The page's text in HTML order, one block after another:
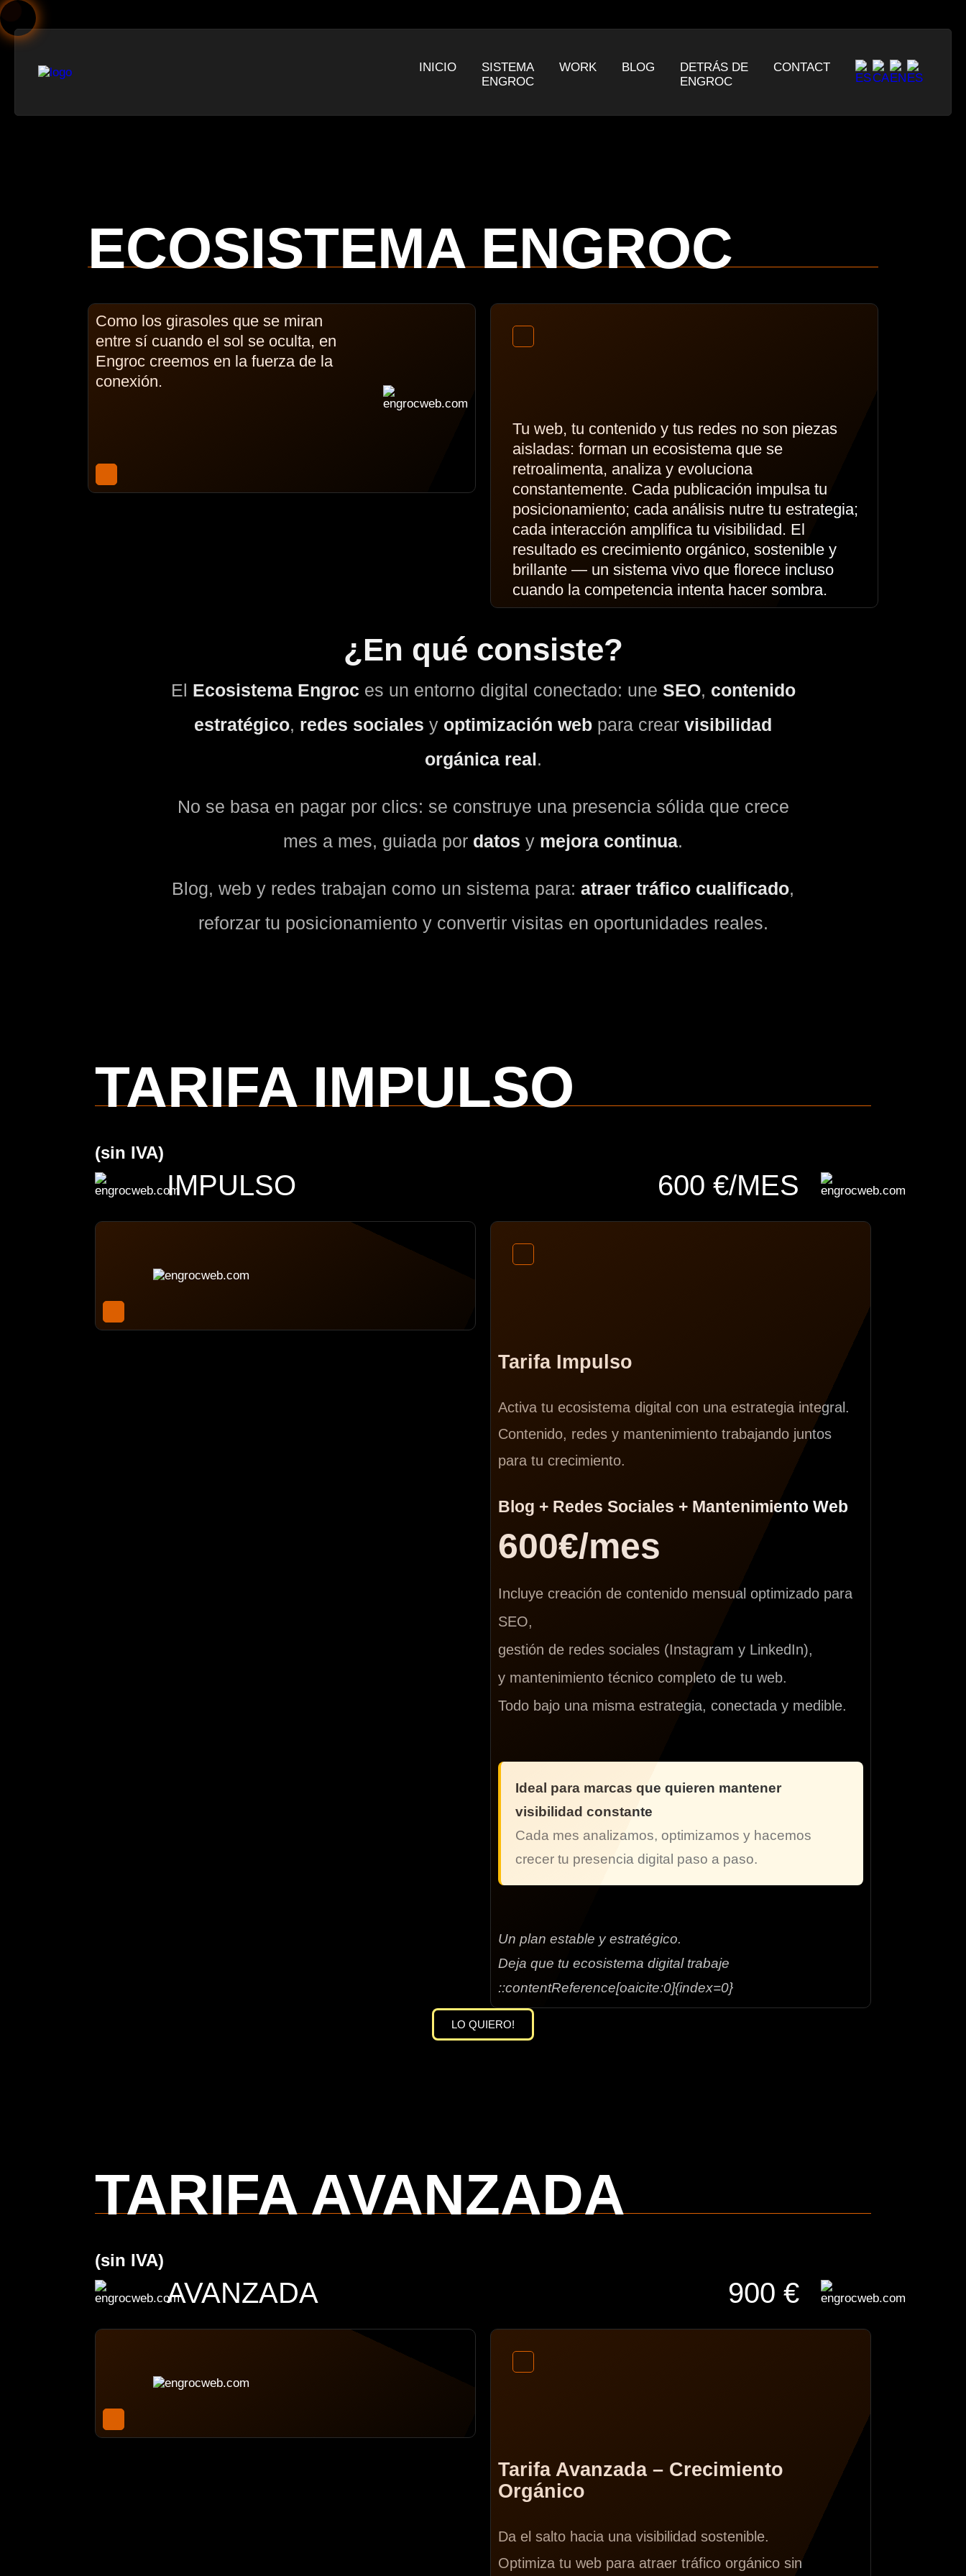
INICIO
SISTEMA
ENGROC
WORK BLOG
DETRÁS DE
ENGROC
CONTACT
ECOSISTEMA ENGROC
Como los girasoles que se miran
entre sí cuando el sol se oculta, en
Engroc creemos en la fuerza de la
conexión.
Tu web, tu contenido y tus redes no son piezas
aisladas: forman un ecosistema que se
retroalimenta, analiza y evoluciona
constantemente. Cada publicación impulsa tu
posicionamiento; cada análisis nutre tu estrategia;
cada interacción amplifica tu visibilidad. El
resultado es crecimiento orgánico, sostenible y
brillante — un sistema vivo que florece incluso
cuando la competencia intenta hacer sombra.
¿En qué consiste?
El Ecosistema Engroc es un entorno digital conectado: une SEO, contenido
estratégico, redes sociales y optimización web para crear visibilidad
orgánica real.
No se basa en pagar por clics: se construye una presencia sólida que crece
mes a mes, guiada por datos y mejora continua.
Blog, web y redes trabajan como un sistema para: atraer tráfico cualificado,
reforzar tu posicionamiento y convertir visitas en oportunidades reales.
TARIFA IMPULSO
(sin IVA)
IMPULSO 600 €/MES
Tarifa Impulso
Activa tu ecosistema digital con una estrategia integral.
Contenido, redes y mantenimiento trabajando juntos
para tu crecimiento.
Blog + Redes Sociales + Mantenimiento Web
600€/mes
Incluye creación de contenido mensual optimizado para
SEO,
gestión de redes sociales (Instagram y LinkedIn),
y mantenimiento técnico completo de tu web.
Todo bajo una misma estrategia, conectada y medible.
Ideal para marcas que quieren mantener
visibilidad constante
Cada mes analizamos, optimizamos y hacemos
crecer tu presencia digital paso a paso.
Un plan estable y estratégico.
Deja que tu ecosistema digital trabaje
::contentReference[oaicite:0]{index=0}
LO QUIERO!
TARIFA AVANZADA
(sin IVA)
AVANZADA 900 €
Tarifa Avanzada – Crecimiento
Orgánico
Da el salto hacia una visibilidad sostenible.
Optimiza tu web para atraer tráfico orgánico sin